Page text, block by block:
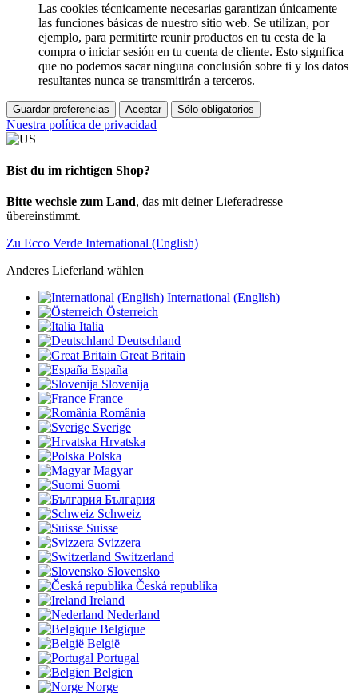
Las cookies técnicamente necesarias garantizan únicamente
las funciones básicas de nuestro sitio web. Se utilizan, por
ejemplo, para permitirte reunir productos en tu cesta de la
compra o iniciar sesión en tu cuenta de cliente. Esto significa
que no podemos sacar ninguna conclusión sobre ti y los datos
resultantes nunca se transmitirán a terceros.
Guardar preferencias Aceptar Sólo obligatorios
Nuestra política de privacidad
Bist du im richtigen Shop?
Bitte wechsle zum Land, das mit deiner Lieferadresse
übereinstimmt.
Zu Ecco Verde International (English)
Anderes Lieferland wählen
International (English)
Österreich
Italia
Deutschland
Great Britain
España
Slovenija
France
România
Sverige
Hrvatska
Polska
Magyar
Suomi
България
Schweiz
Suisse
Svizzera
Switzerland
Slovensko
Česká republika
Ireland
Nederland
Belgique
België
Portugal
Belgien
Norge